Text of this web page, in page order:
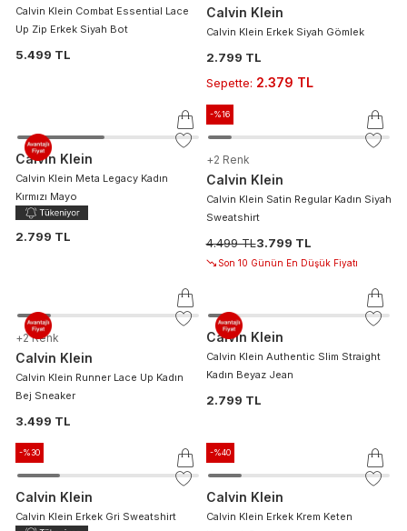
Calvin Klein Combat Essential Lace
Up Zip Erkek Siyah Bot
5.499 TL
Calvin Klein
Calvin Klein Erkek Siyah Gömlek
2.799 TL
Sepette: 2.379 TL
Calvin Klein
Calvin Klein Meta Legacy Kadın
Kırmızı Mayo
2.799 TL
-%16
+2 Renk
Calvin Klein
Calvin Klein Satin Regular Kadın Siyah
Sweatshirt
4.499 TL3.799 TL
Son 10 Günün En Düşük Fiyatı
+2 Renk
Calvin Klein
Calvin Klein Runner Lace Up Kadın
Bej Sneaker
3.499 TL
Calvin Klein
Calvin Klein Authentic Slim Straight
Kadın Beyaz Jean
2.799 TL
-%30
Calvin Klein
Calvin Klein Erkek Gri Sweatshirt
-%40
Calvin Klein
Calvin Klein Erkek Krem Keten